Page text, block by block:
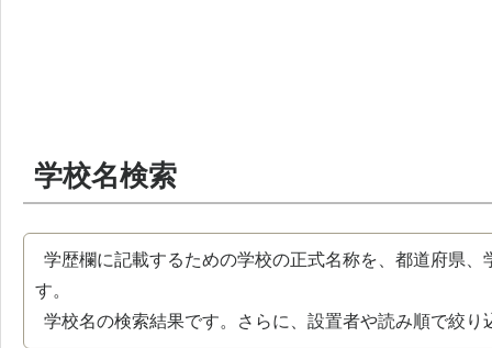
学校名検索
学歴欄に記載するための学校の正式名称を、都道府県
す。
学校名の検索結果です。さらに、設置者や読み順で絞り